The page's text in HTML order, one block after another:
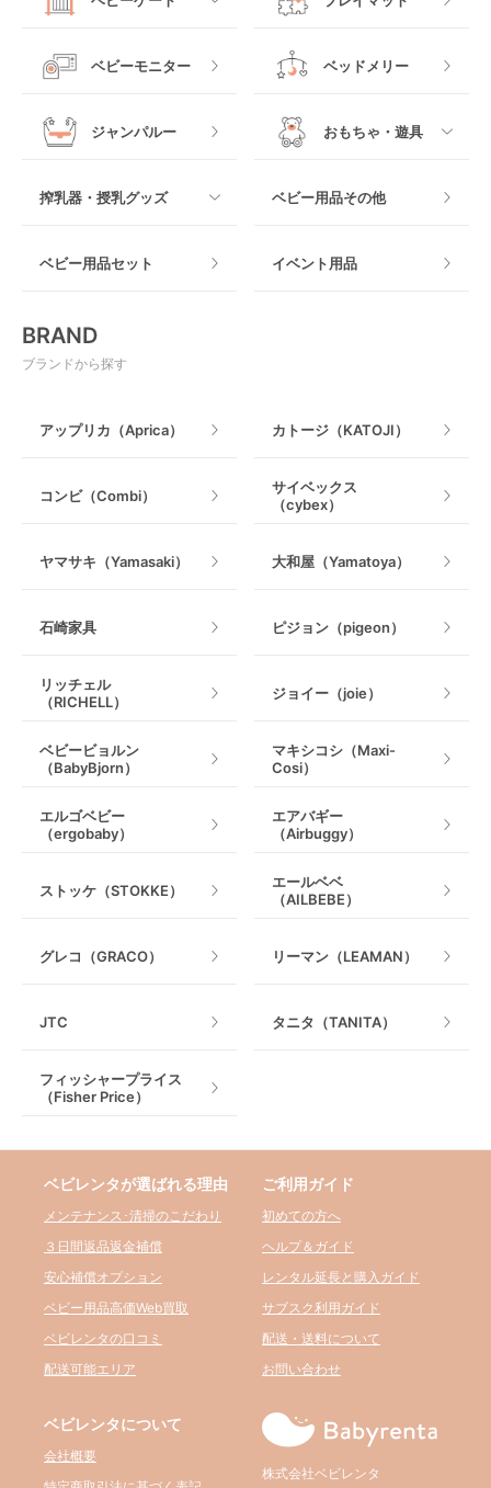
ベビーベッドその他
他
ロッキングタイプ テーブルチェア
ヒップシート
抱っこ紐その他
木製
マット製
すべて
ベビーモニター ベッドメリー
ジャンパルー おもちゃ・遊具
室内遊具
搾乳器・授乳グッズ
授乳グッズ・ママ用品
ベビー用品その他
ベビー用品セット イベント用品
BRAND
ブランドから探す
アップリカ（Aprica） カトージ（KATOJI）
コンビ（Combi）
サイベックス
（cybex）
ヤマサキ（Yamasaki） 大和屋（Yamatoya）
石崎家具 ピジョン（pigeon）
リッチェル
（RICHELL）
ジョイー（joie）
ベビービョルン
（BabyBjorn）
マキシコシ（Maxi-
Cosi）
エルゴベビー
（ergobaby）
エアバギー
（Airbuggy）
ストッケ（STOKKE）
エールベベ
（AILBEBE）
グレコ（GRACO） リーマン（LEAMAN）
JTC タニタ（TANITA）
フィッシャープライス
（Fisher Price）
ベビレンタが選ばれる理由
メンテナンス･清掃のこだわり
３日間返品返金補償
安心補償オプション
ベビー用品高価Web買取
ベビレンタの口コミ
配送可能エリア
ご利用ガイド
初めての方へ
ヘルプ＆ガイド
レンタル延長と購入ガイド
サブスク利用ガイド
配送・送料について
お問い合わせ
ベビレンタについて
会社概要
株式会社ベビレンタ